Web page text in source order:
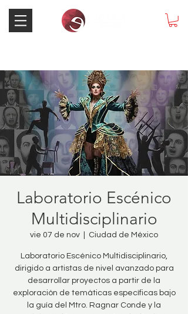
Laboratorio Escénico
Multidisciplinario
vie 07 de nov Ciudad de México
Laboratorio Escénico Multidisciplinario,
dirigido a artistas de nivel avanzado para
desarrollar proyectos a partir de la
exploración de temáticas específicas bajo
la guía del Mtro. Ragnar Conde y la